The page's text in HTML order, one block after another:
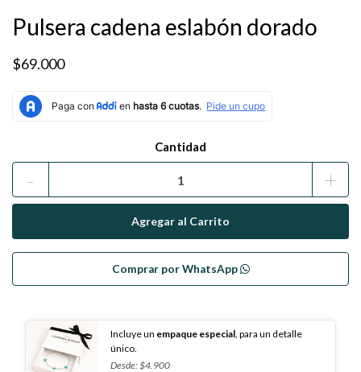
Pulsera cadena eslabón dorado
$69.000
Cantidad
- +
Comprar por WhatsApp
Incluye un empaque especial , para un detalle
único.
Desde: $4.900